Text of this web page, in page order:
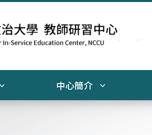
中心簡介